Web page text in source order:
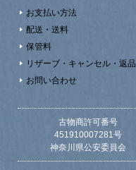
お支払い方法
配送・送料
保管料
リザーブ・キャンセル・返品
お問い合わせ
古物商許可番号
451910007281号
神奈川県公安委員会